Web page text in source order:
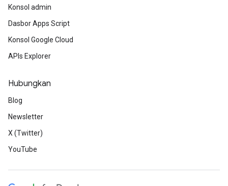
Konsol admin
Dasbor Apps Script
Konsol Google Cloud
APIs Explorer
Hubungkan
Blog
Newsletter
X (Twitter)
YouTube